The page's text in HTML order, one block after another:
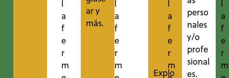
ar y
más.
Explo
perso
nales
y/o
profe
sional
es.
l
a
f
e
r
m
l
a
f
e
r
m
l
a
f
e
r
m
l
a
f
e
r
m